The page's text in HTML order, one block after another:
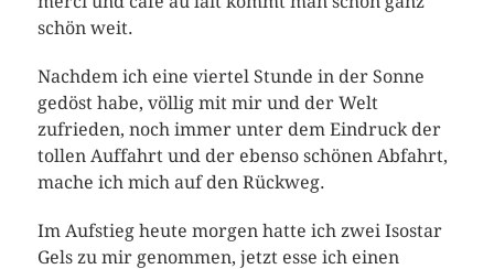
schön weit.
Nachdem ich eine viertel Stunde in der Sonne
gedöst habe, völlig mit mir und der Welt
zufrieden, noch immer unter dem Eindruck der
tollen Auffahrt und der ebenso schönen Abfahrt,
mache ich mich auf den Rückweg.
Im Aufstieg heute morgen hatte ich zwei Isostar
Gels zu mir genommen, jetzt esse ich einen